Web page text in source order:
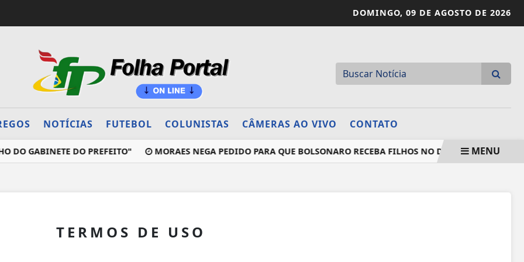
DOMINGO, 09 DE AGOSTO DE 2026
NOTÍCIAS FUTEBOL COLUNISTAS CÂMERAS AO VIVO CONTATO
GABINETE DO PREFEITO" MORAES NEGA PEDIDO PARA QUE BOLSONARO RECEBA FILHOS NO DIA DOS PAISMENU
TERMOS DE USO